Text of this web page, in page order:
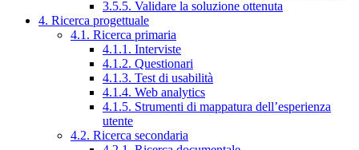
3.5.5. Validare la soluzione ottenuta
4. Ricerca progettuale
4.1. Ricerca primaria
4.1.1. Interviste
4.1.2. Questionari
4.1.3. Test di usabilità
4.1.4. Web analytics
4.1.5. Strumenti di mappatura dell’esperienza
utente
4.2. Ricerca secondaria